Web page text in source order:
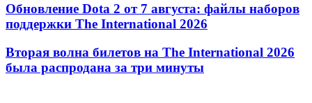
Обновление Dota 2 от 7 августа: файлы наборов
поддержки The International 2026
Вторая волна билетов на The International 2026
была распродана за три минуты